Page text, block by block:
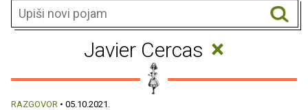
Javier Cercas ×
RAZGOVOR • 05.10.2021.